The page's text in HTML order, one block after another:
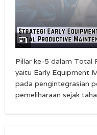
Pillar ke-5 dalam Total
yaitu Early Equipment
pada pengintegrasian
pemeliharaan sejak